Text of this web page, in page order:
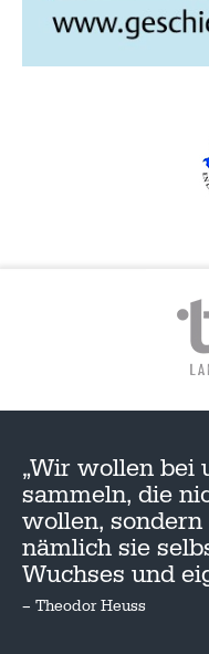
„Wir wollen bei
sammeln, die
wollen,
nämlich sie
Wuchses und
– Theodor Heuss